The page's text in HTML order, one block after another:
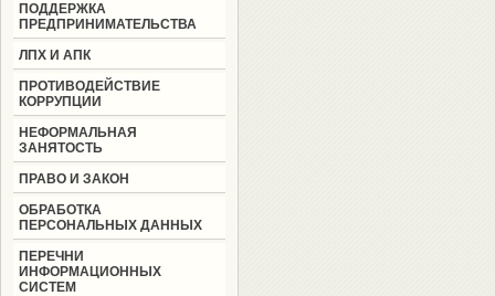
ПОДДЕРЖКА
ПРЕДПРИНИМАТЕЛЬСТВА
ЛПХ И АПК
ПРОТИВОДЕЙСТВИЕ
КОРРУПЦИИ
НЕФОРМАЛЬНАЯ
ЗАНЯТОСТЬ
ПРАВО И ЗАКОН
ОБРАБОТКА
ПЕРСОНАЛЬНЫХ ДАННЫХ
ПЕРЕЧНИ
ИНФОРМАЦИОННЫХ
СИСТЕМ